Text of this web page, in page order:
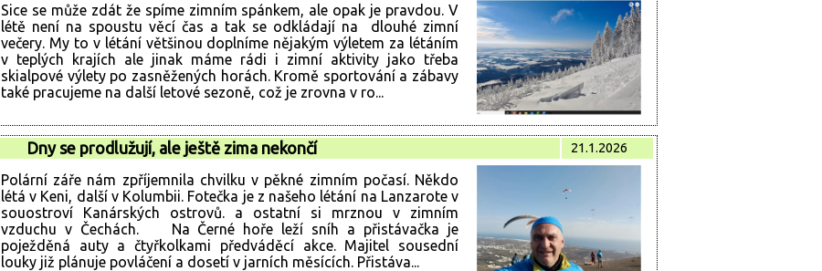
Sice se může zdát že spíme zimním spánkem, ale opak je pravdou. V
létě není na spoustu věcí čas a tak se odkládají na dlouhé zimní
večery. My to v létání většinou doplníme nějakým výletem za létáním
v teplých krajích ale jinak máme rádi i zimní aktivity jako třeba
skialpové výlety po zasněžených horách. Kromě sportování a zábavy
také pracujeme na další letové sezoně, což je zrovna v ro...
Dny se prodlužují, ale ještě zima nekončí 21.1.2026
Polární záře nám zpříjemnila chvilku v pěkné zimním počasí. Někdo
létá v Keni, další v Kolumbii. Fotečka je z našeho létání na Lanzarote v
souostroví Kanárských ostrovů. a ostatní si mrznou v zimním
vzduchu v Čechách. Na Černé hoře leží sníh a přistávačka je
poježděná auty a čtyřkolkami předváděcí akce. Majitel sousední
louky již plánuje povláčení a dosetí v jarních měsících. Přistáva...